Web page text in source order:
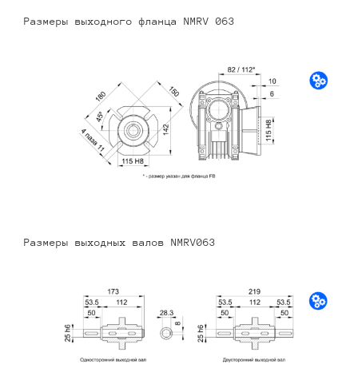
Размеры выходного фланца NMRV 063
Размеры выходных валов NMRV063